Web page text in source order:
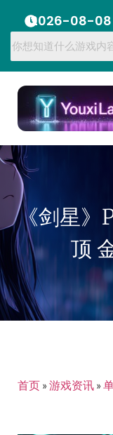
2026-08-08
《剑星》
顶
首页 »游戏资讯 »